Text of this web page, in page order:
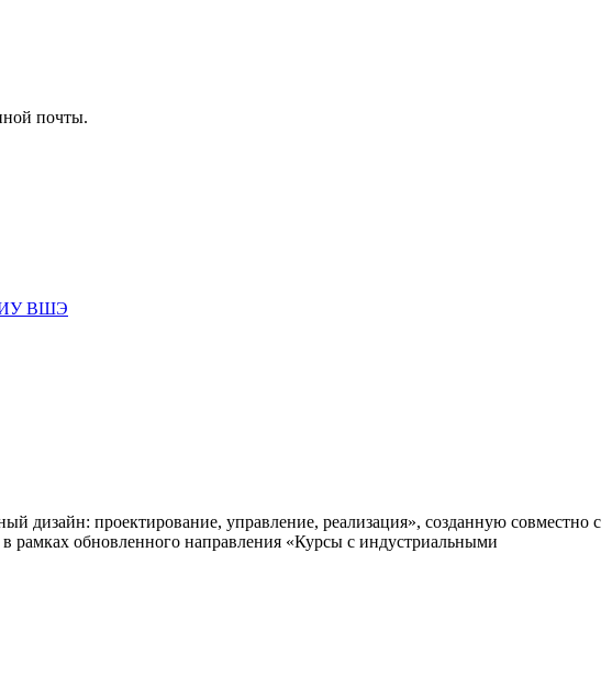
почты.
ВШЭ
проектирование, управление, реализация», созданную совместно с
рамках обновленного направления «Курсы с индустриальными